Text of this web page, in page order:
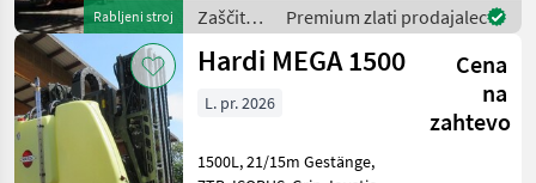
Rabljeni stroj
und geprüft we
Zaščita
rastlin /
Hardi
Premium zlati prodajalec
Hardi MEGA 1500
Cena
na
zahtevo
L. pr. 2026
1500L, 21/15m Gestänge,